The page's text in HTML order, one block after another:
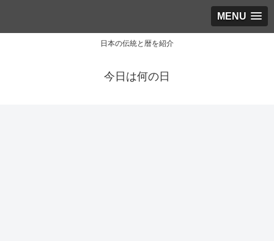
MENU
日本の伝統と暦を紹介
今日は何の日